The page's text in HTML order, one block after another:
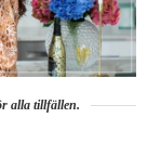
alla tillfällen.